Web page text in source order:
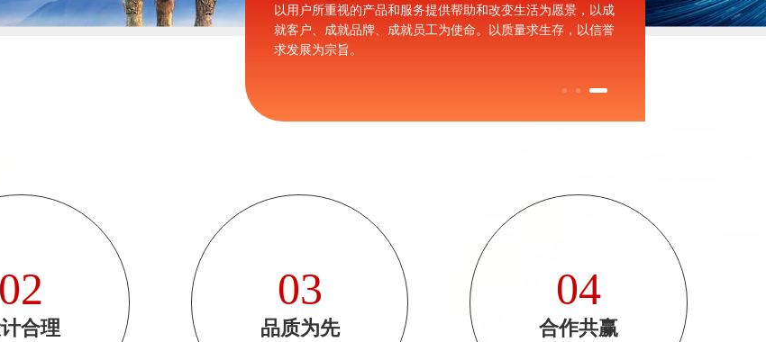
对我公司的关爱和支持，并热忱欢迎各位
到公司来指导工作!
以用户所重视的产品和服务提供帮助和改变生活为愿景，以成
就客户、成就品牌、成就员工为使命。以质量求生存，以信誉
求发展为宗旨。
不断满足客户进步
质量与服务。客户
02
合理
03
品质为先
04
合作共赢